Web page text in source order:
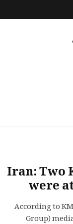
Iran: Two
were
According to
Group)